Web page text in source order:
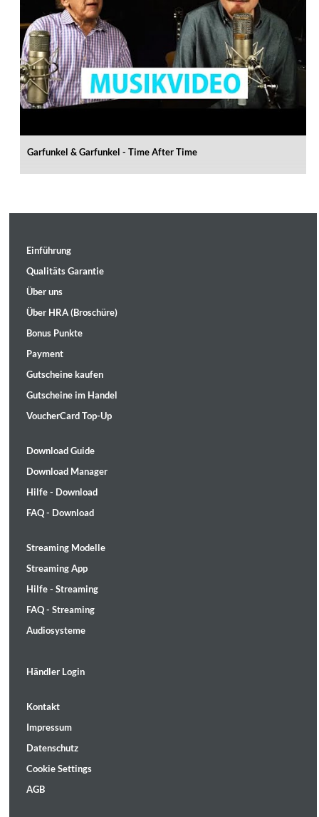
Garfunkel & Garfunkel - Time After Time
Einführung
Qualitäts Garantie
Über uns
Über HRA (Broschüre)
Bonus Punkte
Payment
Gutscheine kaufen
Gutscheine im Handel
VoucherCard Top-Up
Download Guide
Download Manager
Hilfe - Download
FAQ - Download
Streaming Modelle
Streaming App
Hilfe - Streaming
FAQ - Streaming
Audiosysteme
Händler Login
Kontakt
Impressum
Datenschutz
Cookie Settings
AGB